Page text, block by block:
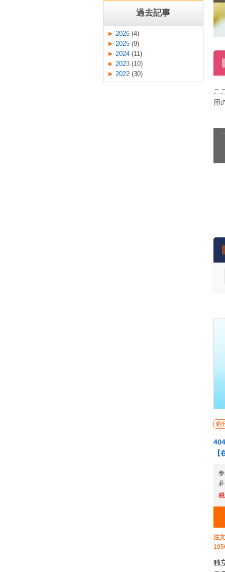
こ
用
処
注
独
過去記事
2026 (4)
2025 (9)
2024 (11)
2023 (10)
2022 (30)